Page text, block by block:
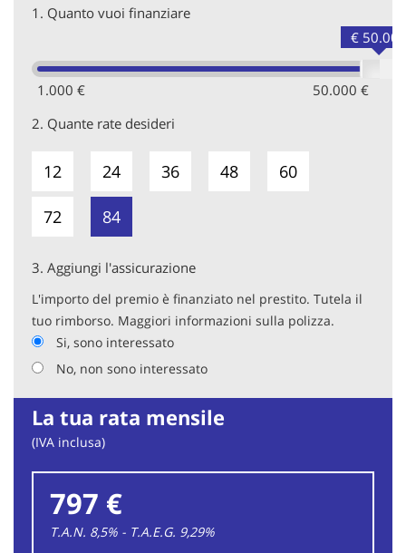
1. Quanto vuoi finanziare
1.000 € 50.000 €
€ 50.000
2. Quante rate desideri
12 24 36 48 60
72 84
3. Aggiungi l'assicurazione
L'importo del premio è finanziato nel prestito. Tutela il
tuo rimborso. Maggiori informazioni sulla polizza.
Si, sono interessato
No, non sono interessato
La tua rata mensile
(IVA inclusa)
797 €
T.A.N. 8,5% - T.A.E.G. 9,29%